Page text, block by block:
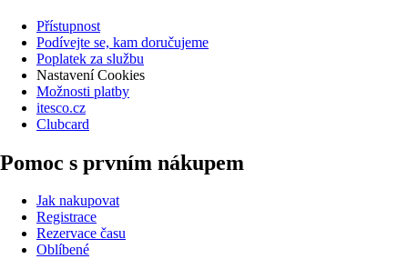
Přístupnost
Podívejte se, kam doručujeme
Poplatek za službu
Nastavení Cookies
Možnosti platby
itesco.cz
Clubcard
Pomoc s prvním nákupem
Jak nakupovat
Registrace
Rezervace času
Oblíbené